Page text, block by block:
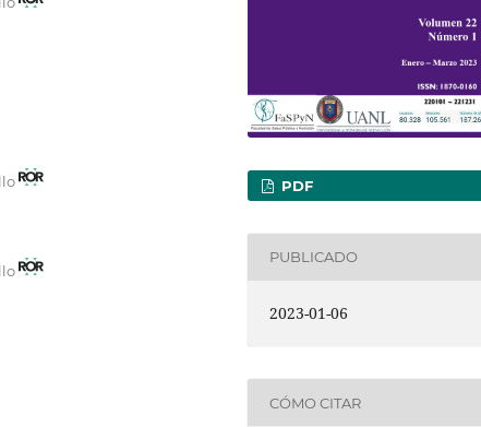
PDF
PUBLICADO
2023-01-06
CÓMO CITAR